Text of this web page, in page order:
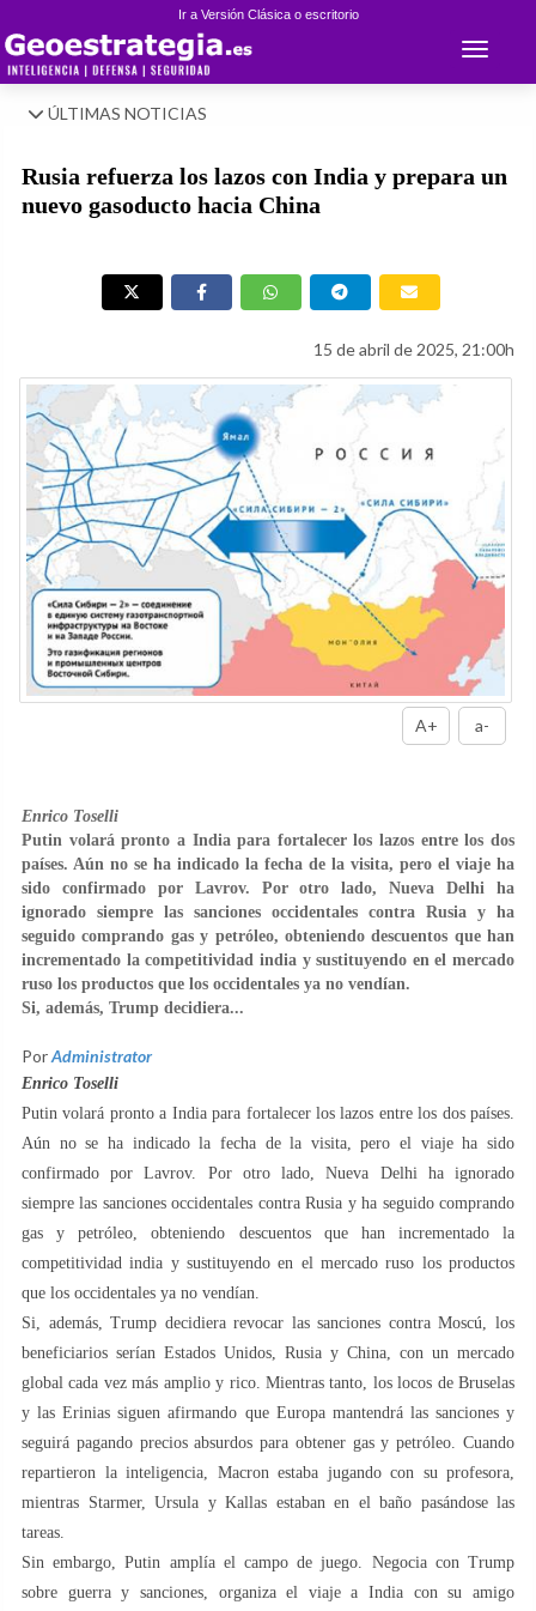
Ir a Versión Clásica o escritorio
Toggle
ÚLTIMAS NOTICIAS
Rusia refuerza los lazos con India y prepara un
nuevo gasoducto hacia China
15 de abril de 2025, 21:00h
A+ a-
Enrico Toselli
Putin volará pronto a India para fortalecer los lazos entre los dos
países. Aún no se ha indicado la fecha de la visita, pero el viaje ha
sido confirmado por Lavrov. Por otro lado, Nueva Delhi ha
ignorado siempre las sanciones occidentales contra Rusia y ha
seguido comprando gas y petróleo, obteniendo descuentos que han
incrementado la competitividad india y sustituyendo en el mercado
ruso los productos que los occidentales ya no vendían.
Si, además, Trump decidiera...
PorAdministrator
Enrico Toselli
Putin volará pronto a India para fortalecer los lazos entre los dos países.
Aún no se ha indicado la fecha de la visita, pero el viaje ha sido
confirmado por Lavrov. Por otro lado, Nueva Delhi ha ignorado
siempre las sanciones occidentales contra Rusia y ha seguido comprando
gas y petróleo, obteniendo descuentos que han incrementado la
competitividad india y sustituyendo en el mercado ruso los productos
que los occidentales ya no vendían.
Si, además, Trump decidiera revocar las sanciones contra Moscú, los
beneficiarios serían Estados Unidos, Rusia y China, con un mercado
global cada vez más amplio y rico. Mientras tanto, los locos de Bruselas
y las Erinias siguen afirmando que Europa mantendrá las sanciones y
seguirá pagando precios absurdos para obtener gas y petróleo. Cuando
repartieron la inteligencia, Macron estaba jugando con su profesora,
mientras Starmer, Ursula y Kallas estaban en el baño pasándose las
tareas.
Sin embargo, Putin amplía el campo de juego. Negocia con Trump
sobre guerra y sanciones, organiza el viaje a India con su amigo